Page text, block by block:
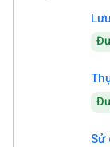
Sử